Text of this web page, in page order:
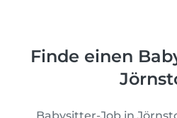
Finde einen